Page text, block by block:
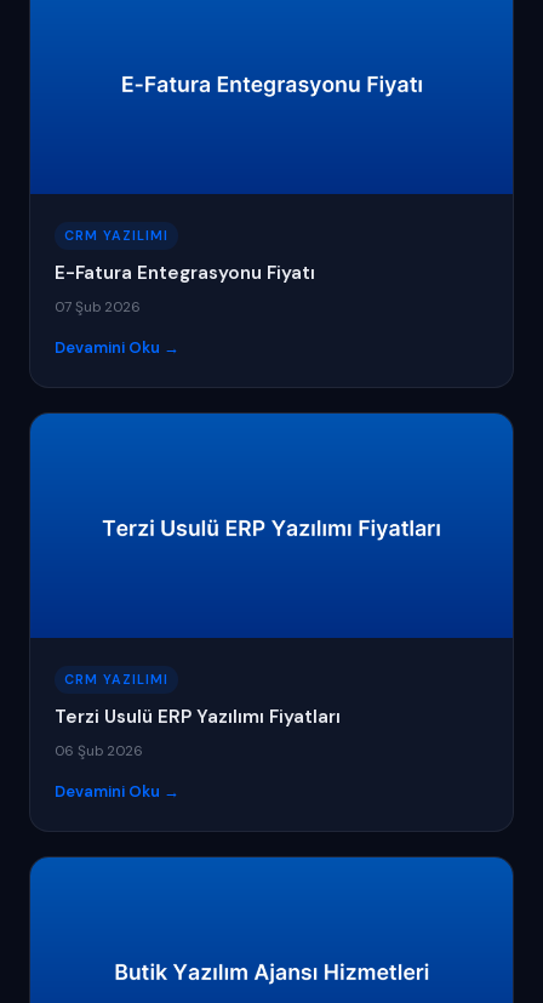
CRM YAZILIMI
E-Fatura Entegrasyonu Fiyatı
07 Şub 2026
Devamini Oku →
CRM YAZILIMI
Terzi Usulü ERP Yazılımı Fiyatları
06 Şub 2026
Devamini Oku →